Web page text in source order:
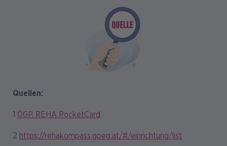
Quellen:
1 ÖGP. REHA PocketCard
2 https://rehakompass.goeg.at/#/einrichtung/list